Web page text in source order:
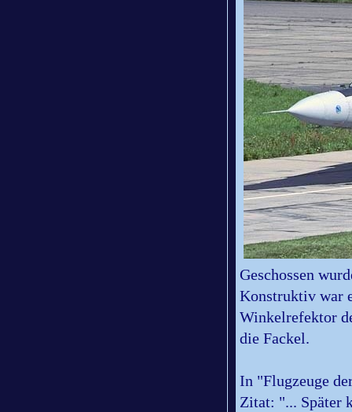
Geschossen
Konstruktiv war
Winkelrefektor
die Fackel.
In "Flugzeuge
Zitat: "... Später